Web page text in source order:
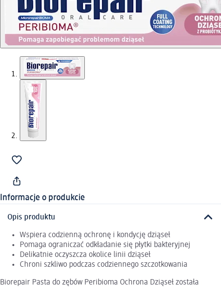
Informacje o produkcie
Opis produktu
Wspiera codzienną ochronę i kondycję dziąseł
Pomaga ograniczać odkładanie się płytki bakteryjnej
Delikatnie oczyszcza okolice linii dziąseł
Chroni szkliwo podczas codziennego szczotkowania
Biorepair Pasta do zębów Peribioma Ochrona Dziąseł została